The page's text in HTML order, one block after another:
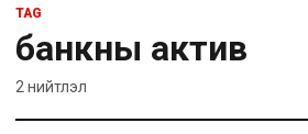
TAG
банкны актив
2 нийтлэл